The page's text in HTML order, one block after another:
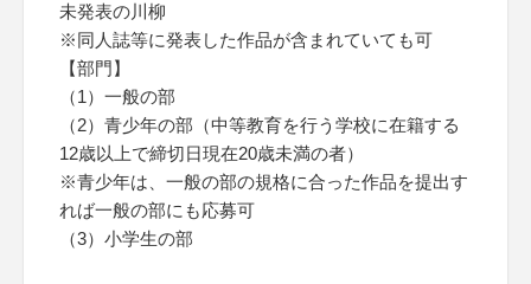
未発表の川柳
※同人誌等に発表した作品が含まれていても可
【部門】
（1）一般の部
（2）青少年の部（中等教育を行う学校に在籍する
12歳以上で締切日現在20歳未満の者）
※青少年は、一般の部の規格に合った作品を提出す
れば一般の部にも応募可
（3）小学生の部